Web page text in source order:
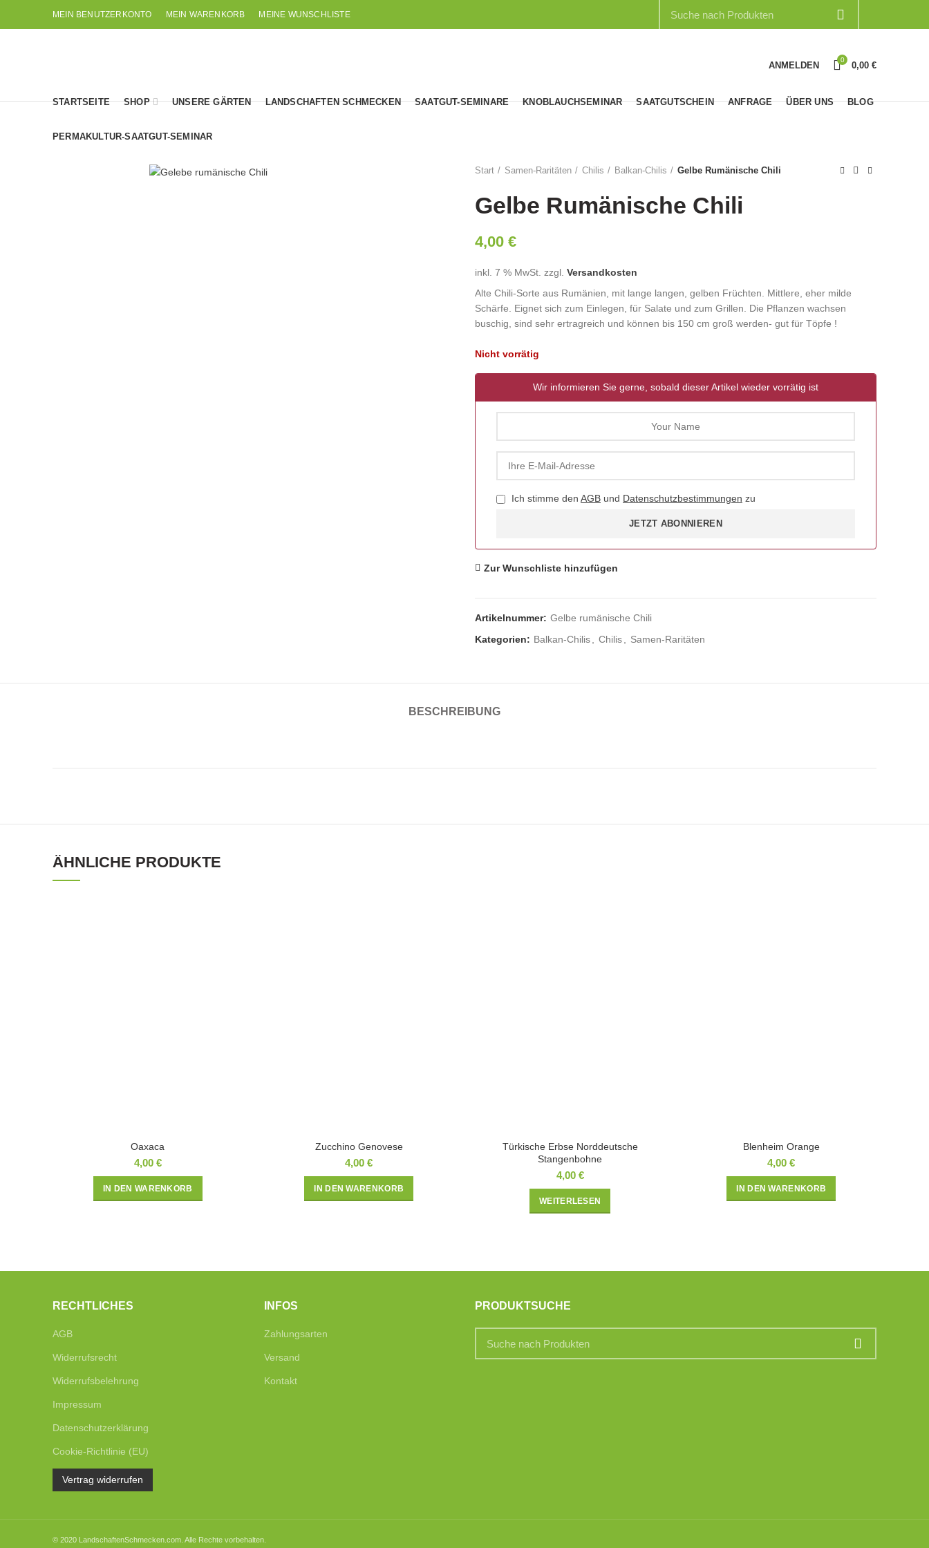
MEIN BENUTZERKONTO MEIN WARENKORB MEINE WUNSCHLISTE
ANMELDEN 0 0,00 €
STARTSEITE SHOP UNSERE GÄRTEN LANDSCHAFTEN SCHMECKEN SAATGUT-SEMINARE KNOBLAUCHSEMINAR SAATGUTSCHEIN ANFRAGE ÜBER UNS BLOG
PERMAKULTUR-SAATGUT-SEMINAR
Start Samen-Raritäten Chilis Balkan-Chilis Gelbe Rumänische Chili
Gelbe Rumänische Chili
4,00 €
inkl. 7 % MwSt. zzgl. Versandkosten
Alte Chili-Sorte aus Rumänien, mit lange langen, gelben Früchten. Mittlere, eher milde
Schärfe. Eignet sich zum Einlegen, für Salate und zum Grillen. Die Pflanzen wachsen
buschig, sind sehr ertragreich und können bis 150 cm groß werden- gut für Töpfe !
Nicht vorrätig
Wir informieren Sie gerne, sobald dieser Artikel wieder vorrätig ist
Ich stimme den AGB und Datenschutzbestimmungen zu
JETZT ABONNIEREN
Zur Wunschliste hinzufügen
Artikelnummer: Gelbe rumänische Chili
Kategorien: Balkan-Chilis Chilis Samen-Raritäten
BESCHREIBUNG
ÄHNLICHE PRODUKTE
Oaxaca
4,00 €
IN DEN WARENKORB
Zucchino Genovese
4,00€
IN DEN WARENKORB
Türkische Erbse Norddeutsche
Stangenbohne
4,00 €
WEITERLESEN
Blenheim Orange
4,00€
IN DEN WARENKORB
RECHTLICHES
AGB
Widerrufsrecht
Widerrufsbelehrung
Impressum
Datenschutzerklärung
Cookie-Richtlinie (EU)
Vertrag widerrufen
INFOS
Zahlungsarten
Versand
Kontakt
PRODUKTSUCHE
© 2020 LandschaftenSchmecken.com. Alle Rechte vorbehalten.